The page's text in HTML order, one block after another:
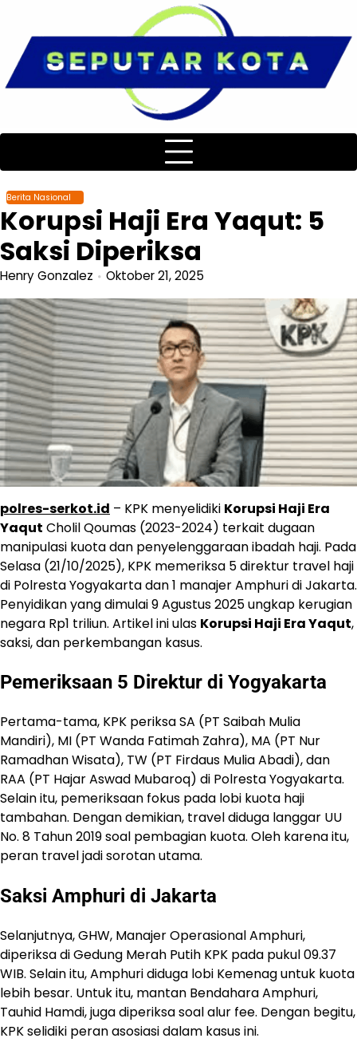
content
Berita Nasional
Korupsi Haji Era Yaqut: 5
Saksi Diperiksa
Henry Gonzalez Oktober 21, 2025
polres-serkot.id – KPK menyelidiki Korupsi Haji Era
Yaqut Cholil Qoumas (2023-2024) terkait dugaan
manipulasi kuota dan penyelenggaraan ibadah haji. Pada
Selasa (21/10/2025), KPK memeriksa 5 direktur travel haji
di Polresta Yogyakarta dan 1 manajer Amphuri di Jakarta.
Penyidikan yang dimulai 9 Agustus 2025 ungkap kerugian
negara Rp1 triliun. Artikel ini ulas Korupsi Haji Era Yaqut,
saksi, dan perkembangan kasus.
Pemeriksaan 5 Direktur di Yogyakarta
Pertama-tama, KPK periksa SA (PT Saibah Mulia
Mandiri), MI (PT Wanda Fatimah Zahra), MA (PT Nur
Ramadhan Wisata), TW (PT Firdaus Mulia Abadi), dan
RAA (PT Hajar Aswad Mubaroq) di Polresta Yogyakarta.
Selain itu, pemeriksaan fokus pada lobi kuota haji
tambahan. Dengan demikian, travel diduga langgar UU
No. 8 Tahun 2019 soal pembagian kuota. Oleh karena itu,
peran travel jadi sorotan utama.
Saksi Amphuri di Jakarta
Selanjutnya, GHW, Manajer Operasional Amphuri,
diperiksa di Gedung Merah Putih KPK pada pukul 09.37
WIB. Selain itu, Amphuri diduga lobi Kemenag untuk kuota
lebih besar. Untuk itu, mantan Bendahara Amphuri,
Tauhid Hamdi, juga diperiksa soal alur fee. Dengan begitu,
KPK selidiki peran asosiasi dalam kasus ini.